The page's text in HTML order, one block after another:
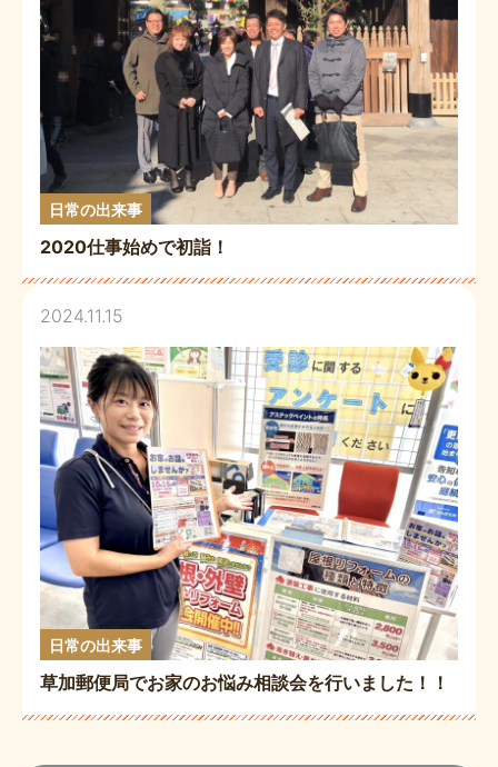
日常の出来事
2020仕事始めで初詣！
2024.11.15
日常の出来事
草加郵便局でお家のお悩み相談会を行いました！！